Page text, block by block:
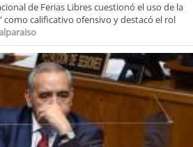
de Ferias Libres cuestionó el uso de la
como calificativo ofensivo y destacó el rol